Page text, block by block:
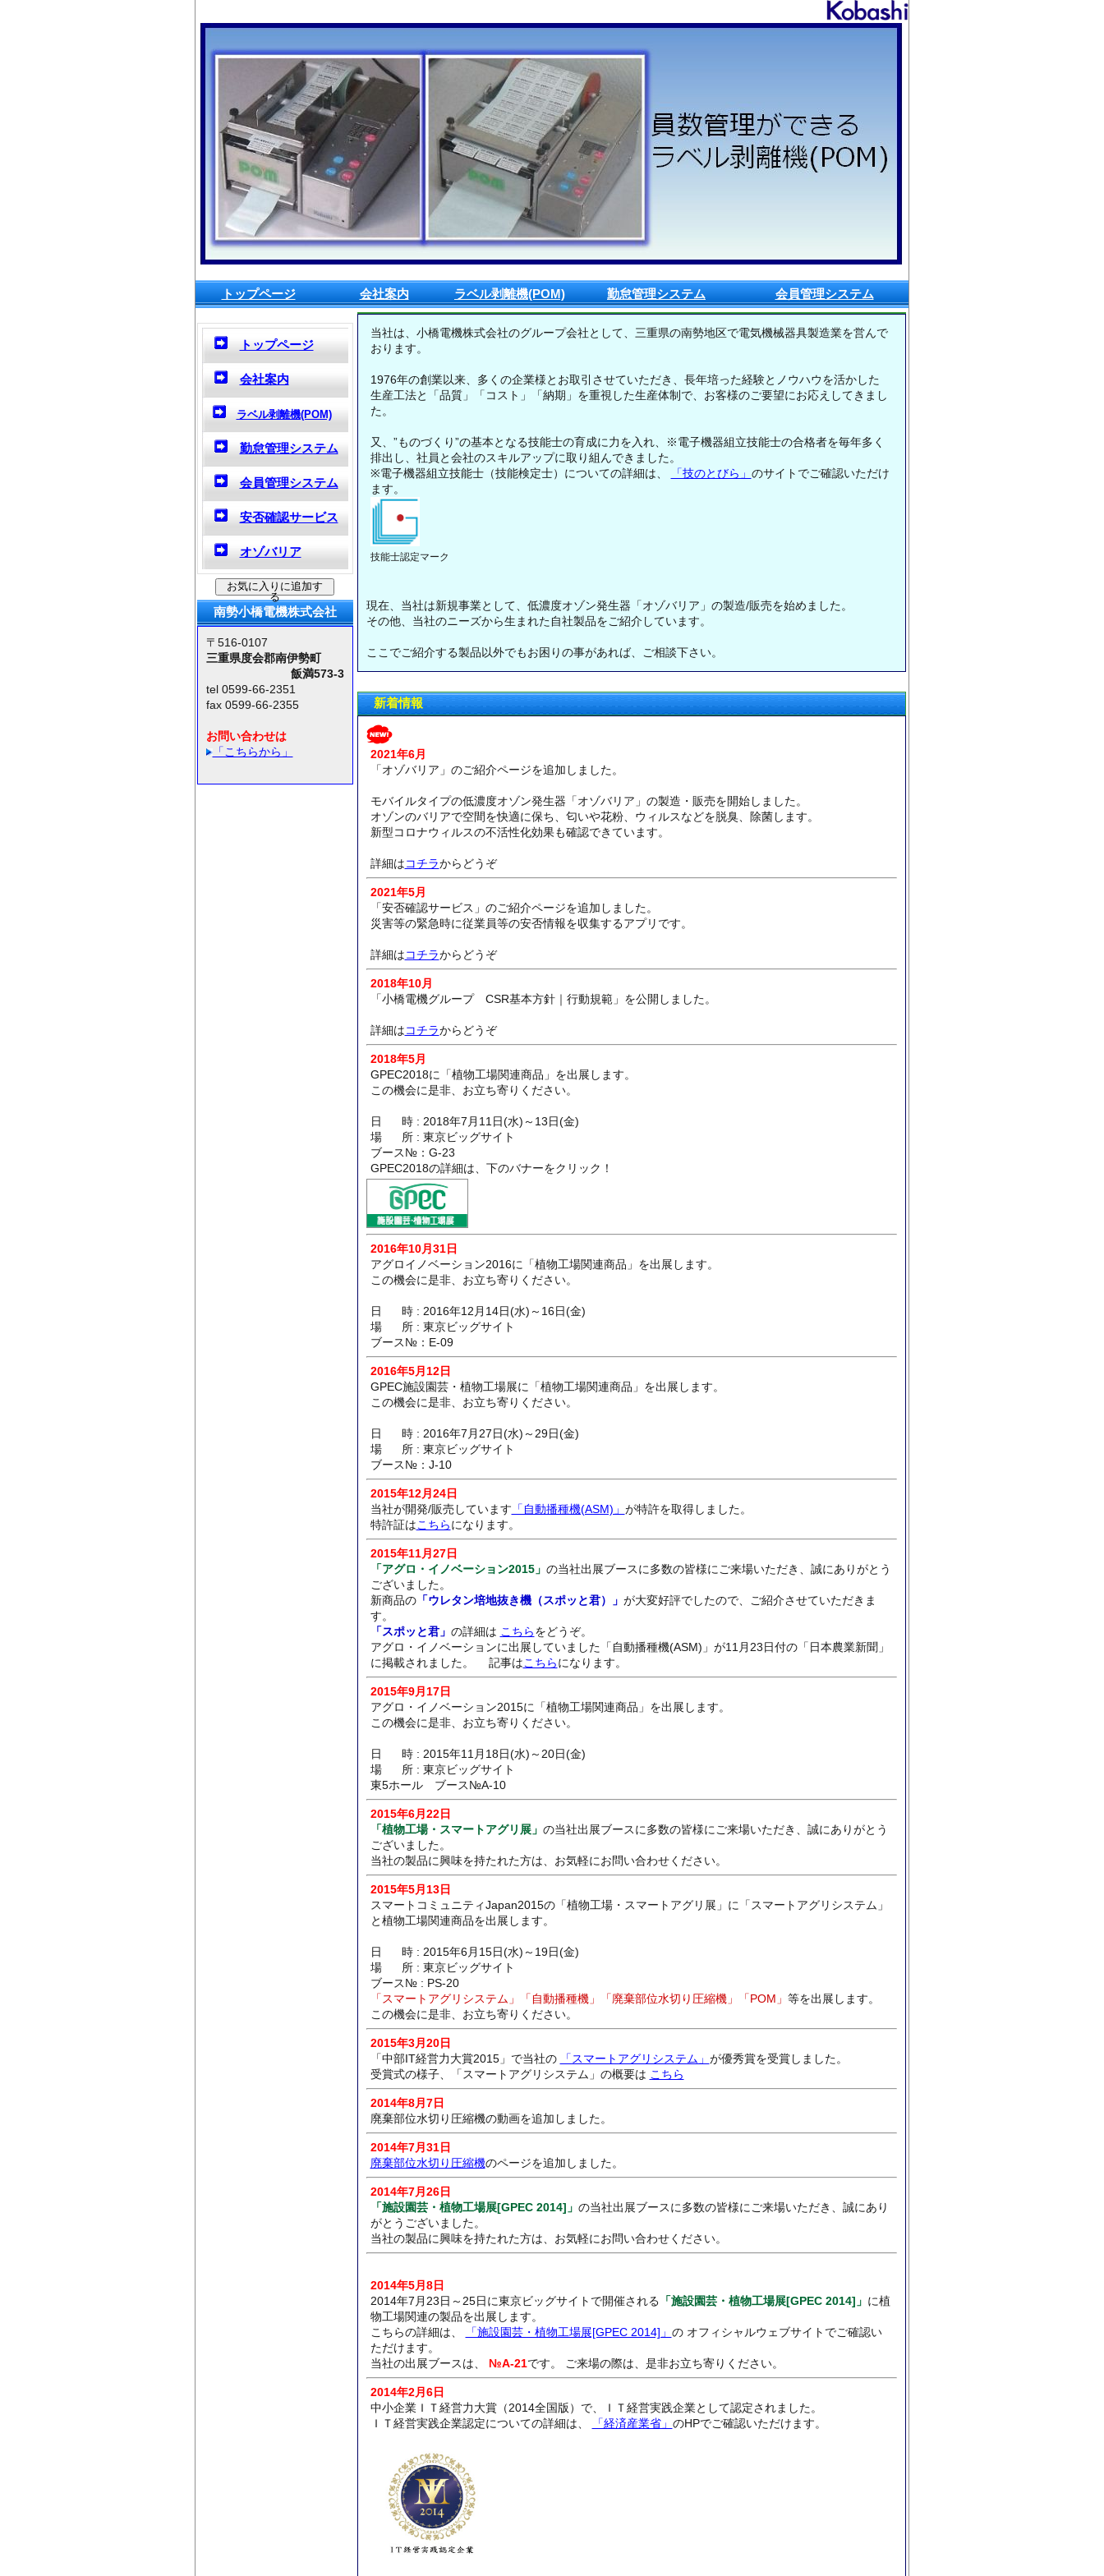
トップページ 会社案内 ラベル剥離機(POM) 勤怠管理システム 会員管理システム
当社は、小橋電機株式会社のグループ会社として、三重県の南勢地区で電気機械器具製造業を営んで
おります。
1976年の創業以来、多くの企業様とお取引させていただき、長年培った経験とノウハウを活かした
生産工法と「品質」「コスト」「納期」を重視した生産体制で、お客様のご要望にお応えしてきまし
た。
又、”ものづくり”の基本となる技能士の育成に力を入れ、※電子機器組立技能士の合格者を毎年多く
排出し、社員と会社のスキルアップに取り組んできました。
※電子機器組立技能士（技能検定士）についての詳細は、
「技のとびら」 のサイトでご確認いただけ
ます。
技能士認定マーク
現在、当社は新規事業として、低濃度オゾン発生器「オゾバリア」の製造/販売を始めました。
その他、当社のニーズから生まれた自社製品をご紹介しています。
ここでご紹介する製品以外でもお困りの事があれば、ご相談下さい。
新着情報
2021年6月
「オゾバリア」のご紹介ページを追加しました。
モバイルタイプの低濃度オゾン発生器「オゾバリア」の製造・販売を開始しました。
オゾンのバリアで空間を快適に保ち、匂いや花粉、ウィルスなどを脱臭、除菌します。
新型コロナウィルスの不活性化効果も確認できています。
詳細はコチラからどうぞ
2021年5月
「安否確認サービス」のご紹介ページを追加しました。
災害等の緊急時に従業員等の安否情報を収集するアプリです。
詳細はコチラからどうぞ
2018年10月
「小橋電機グループ CSR基本方針｜行動規範」を公開しました。
詳細はコチラからどうぞ
2018年5月
GPEC2018に「植物工場関連商品」を出展します。
この機会に是非、お立ち寄りください。
日 時 : 2018年7月11日(水)～13日(金)
場 所 : 東京ビッグサイト
ブース№：G-23
GPEC2018の詳細は、下のバナーをクリック！
2016年10月31日
アグロイノベーション2016に「植物工場関連商品」を出展します。
この機会に是非、お立ち寄りください。
日 時 : 2016年12月14日(水)～16日(金)
場 所 : 東京ビッグサイト
ブース№：E-09
2016年5月12日
GPEC施設園芸・植物工場展に「植物工場関連商品」を出展します。
この機会に是非、お立ち寄りください。
日 時 : 2016年7月27日(水)～29日(金)
場 所 : 東京ビッグサイト
ブース№：J-10
2015年12月24日
当社が開発/販売しています 「自動播種機(ASM)」 が特許を取得しました。
特許証はこちらになります。
2015年11月27日
「アグロ・イノベーション2015」 の当社出展ブースに多数の皆様にご来場いただき、誠にありがとう
ございました。
新商品の「ウレタン培地抜き機（スポッと君）」 が大変好評でしたので、ご紹介させていただきま
す。
「スポッと君」 の詳細は こちらをどうぞ。
アグロ・イノベーションに出展していました「自動播種機(ASM)」が11月23日付の「日本農業新聞」
に掲載されました。 記事はこちらになります。
2015年9月17日
アグロ・イノベーション2015に「植物工場関連商品」を出展します。
この機会に是非、お立ち寄りください。
日 時 : 2015年11月18日(水)～20日(金)
場 所 : 東京ビッグサイト
東5ホール ブース№A-10
2015年6月22日
「植物工場・スマートアグリ展」 の当社出展ブースに多数の皆様にご来場いただき、誠にありがとう
ございました。
当社の製品に興味を持たれた方は、お気軽にお問い合わせください。
2015年5月13日
スマートコミュニティJapan2015の「植物工場・スマートアグリ展」に「スマートアグリシステム」
と植物工場関連商品を出展します。
日 時 : 2015年6月15日(水)～19日(金)
場 所 : 東京ビッグサイト
ブース№ : PS-20
「スマートアグリシステム」「自動播種機」「廃棄部位水切り圧縮機」「POM」 等を出展します。
この機会に是非、お立ち寄りください。
2015年3月20日
「中部IT経営力大賞2015」で当社の
「スマートアグリシステム」 が優秀賞を受賞しました。
受賞式の様子、「スマートアグリシステム」の概要は こちら
2014年8月7日
廃棄部位水切り圧縮機の動画を追加しました。
2014年7月31日
廃棄部位水切り圧縮機のページを追加しました。
2014年7月26日
「施設園芸・植物工場展[GPEC 2014]」 の当社出展ブースに多数の皆様にご来場いただき、誠にあり
がとうございました。
当社の製品に興味を持たれた方は、お気軽にお問い合わせください。
2014年5月8日
2014年7月23日～25日に東京ビッグサイトで開催される 「施設園芸・植物工場展[GPEC 2014]」 に植
物工場関連の製品を出展します。
こちらの詳細は、
「施設園芸・植物工場展[GPEC 2014]」 の オフィシャルウェブサイトでご確認い
ただけます。
当社の出展ブースは、 №A-21です。 ご来場の際は、是非お立ち寄りください。
2014年2月6日
中小企業ＩＴ経営力大賞（2014全国版）で、ＩＴ経営実践企業として認定されました。
ＩＴ経営実践企業認定についての詳細は、
「経済産業省」 のHPでご確認いただけます。